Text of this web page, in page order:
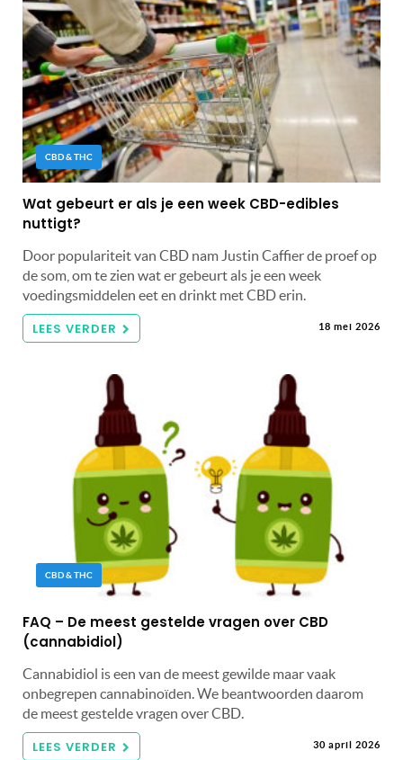
CBD & THC
Wat gebeurt er als je een week CBD-edibles
nuttigt?
Door populariteit van CBD nam Justin Caffier de proef op
de som, om te zien wat er gebeurt als je een week
voedingsmiddelen eet en drinkt met CBD erin.
LEES VERDER 18 mei 2026
CBD & THC
FAQ – De meest gestelde vragen over CBD
(cannabidiol)
Cannabidiol is een van de meest gewilde maar vaak
onbegrepen cannabinoïden. We beantwoorden daarom
de meest gestelde vragen over CBD.
LEES VERDER 30 april 2026